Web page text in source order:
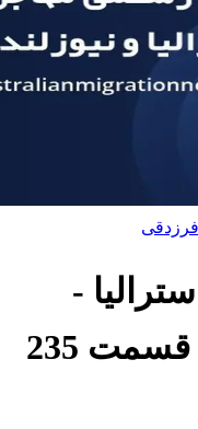
-
قسمت 235